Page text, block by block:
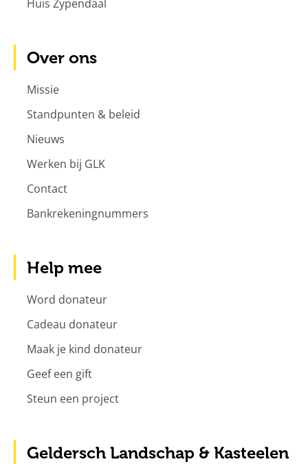
Huis Zypendaal
Over ons
Missie
Standpunten & beleid
Nieuws
Werken bij GLK
Contact
Bankrekeningnummers
Help mee
Word donateur
Cadeau donateur
Maak je kind donateur
Geef een gift
Steun een project
Geldersch Landschap & Kasteelen